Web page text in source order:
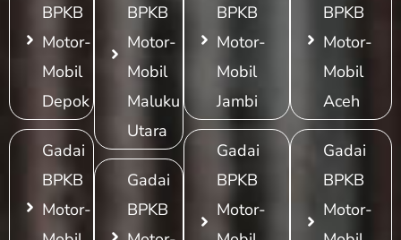
BPKB
Motor-
Mobil
Depok
Gadai
BPKB
Motor-
BPKB
Motor-
Mobil
Maluku
Utara
Gadai
BPKB
BPKB
Motor-
Mobil
Jambi
Gadai
BPKB
Motor-
BPKB
Motor-
Mobil
Aceh
Gadai
BPKB
Motor-